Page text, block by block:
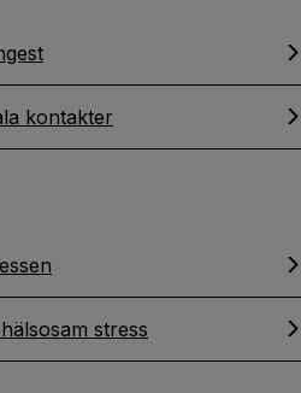
kontakter
stress